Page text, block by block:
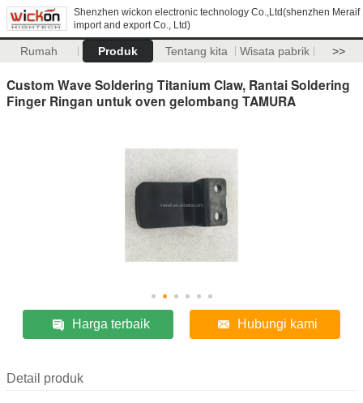
Shenzhen wickon electronic technology Co.,Ltd(shenzhen Meraif
import and export Co., Ltd)
Rumah Produk Tentang kita Wisata pabrik >>
Custom Wave Soldering Titanium Claw, Rantai Soldering
Finger Ringan untuk oven gelombang TAMURA
Harga terbaik Hubungi kami
Detail produk